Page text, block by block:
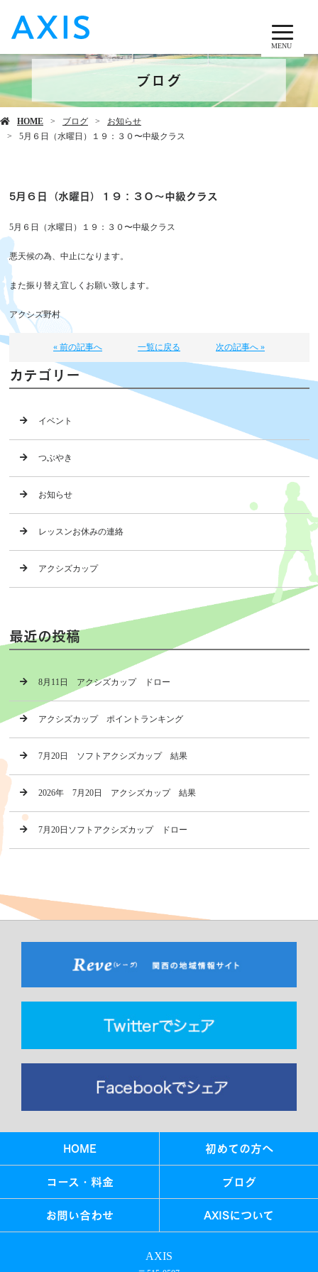
MENU
ブログ
HOME ブログ
お知らせ
5月６日（水曜日）１９：３０〜中級クラス
5月６日（水曜日）１９：３０〜中級クラス
5月６日（水曜日）１９：３０〜中級クラス
悪天候の為、中止になります。
また振り替え宜しくお願い致します。
アクシズ野村
« 前の記事へ 一覧に戻る 次の記事へ »
カテゴリー
イベント
つぶやき
お知らせ
レッスンお休みの連絡
アクシズカップ
最近の投稿
8月11日 アクシズカップ ドロー
アクシズカップ ポイントランキング
7月20日 ソフトアクシズカップ 結果
2026年 7月20日 アクシズカップ 結果
7月20日ソフトアクシズカップ ドロー
HOME 初めての方へ
コース・料金 ブログ
お問い合わせ AXISについて
AXIS